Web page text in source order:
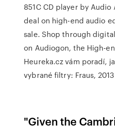
851C CD player by
deal on high-end audio
sale. Shop through
on Audiogon, the High-
Heureka.cz vám poradí,
vybrané filtry: Fraus, 2013
"Given the